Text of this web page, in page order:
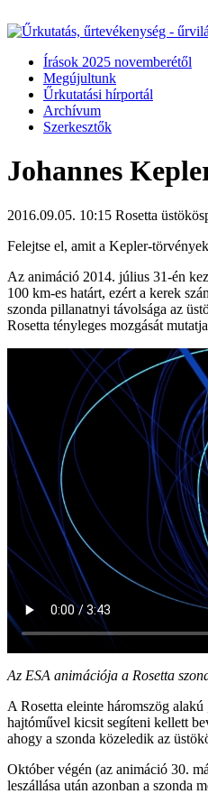
Írások 2025 novemberétől
Megújultunk
Űrkutatási hírportál
Archívum
Szerkesztők
Johannes
2016.09.05. 10:15 Rosetta
Felejtse el, amit a Kepler-
Az animáció 2014. július 31-én
100 km-es határt, ezért a kerek
szonda pillanatnyi távolsága az
Rosetta tényleges mozgását
Az ESA animációja a Rosetta
A Rosetta eleinte háromszög
hajtóművel kicsit segíteni kellett
ahogy a szonda közeledik az
Október végén (az animáció 30.
leszállása után azonban a szonda